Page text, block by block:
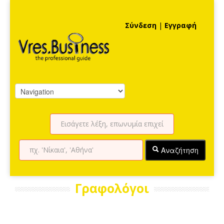
Σύνδεση | Εγγραφή
Αναζήτηση
Γραφολόγοι